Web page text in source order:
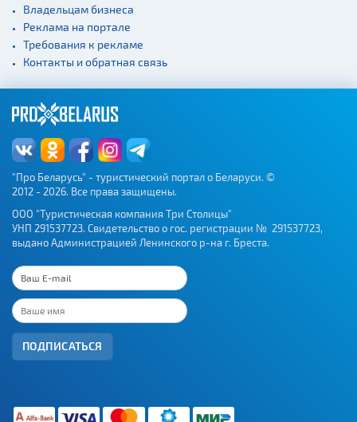
Спортивные
Веломаршруты
Аэропорты
вокзалы
Владельцам бизнеса
Реклама на портале
Требования к рекламе
Контакты и обратная связь
"Про Беларусь" - туристический портал о Беларуси. ©
2012 - 2026. Все права защищены.
ООО "Туристическая компания Три Столицы"
УНП 291537723. Свидетельство о гос. регистрации № 291537723,
выдано Администрацией Ленинского р-на г. Бреста.
ПОДПИСАТЬСЯ